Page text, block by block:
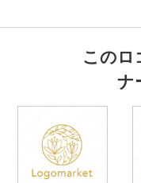
このロ
ナ